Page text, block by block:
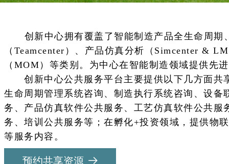
创新中心拥有覆盖了智能制造产品全生命周
（Teamcenter）、产品仿真分析（Simcenter &
（MOM）等类别。为中心在智能制造领域提供先
创新中心公共服务平台主要提供以下几方面共
生命周期管理系统咨询、制造执行系统咨询、设
务、产品仿真软件公共服务、工艺仿真软件公共
务、培训公共服务等；在孵化+投资领域，提供物
等服务内容。
预约共享资源 뀠